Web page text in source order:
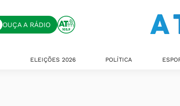
OUÇA A RÁDIO
ELEIÇÕES 2026 POLÍTICA